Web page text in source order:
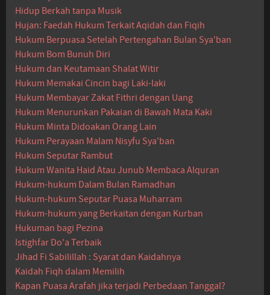
Hidup Berkah tanpa Musik
Hujan: Faedah Hukum Terkait Aqidah dan Fiqih
Hukum Berpuasa Setelah Pertengahan Bulan Sya'ban
Hukum Bom Bunuh Diri
Hukum dan Keutamaan Shalat Witir
Hukum Memakai Cincin bagi Laki-laki
Hukum Membayar Zakat Fithri dengan Uang
Hukum Menurunkan Pakaian di Bawah Mata Kaki
Hukum Minta Didoakan Orang Lain
Hukum Perayaan Malam Nisyfu Sya'ban
Hukum Seputar Rambut
Hukum Wanita Haid Atau Junub Membaca Alquran
Hukum-hukum Dalam Bulan Ramadhan
Hukum-hukum Seputar Puasa Muharram
Hukum-hukum yang Berkaitan dengan Kurban
Hukuman bagi Pezina
Istighfar Do'a Terbaik
Jihad Fi Sabilillah : Syarat dan Kaidahnya
Kaidah Fiqh dalam Memilih
Kapan Puasa Arafah jika terjadi Perbedaan Tanggal?